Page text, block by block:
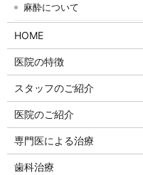
麻酔について
HOME
医院の特徴
スタッフのご紹介
医院のご紹介
専門医による治療
歯科治療